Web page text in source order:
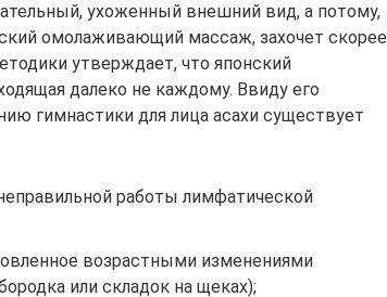
ухоженный внешний вид, а потому,
омолаживающий массаж, захочет скорее
утверждает, что японский
далеко не каждому. Ввиду его
гимнастики для лица асахи существует
работы лимфатической
возрастными изменениями
или складок на щеках);